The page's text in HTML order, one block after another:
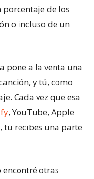
porcentaje de los
o incluso de un
pone a la venta una
y tú, como
Cada vez que esa
, YouTube, Apple
tú recibes una parte
encontré otras